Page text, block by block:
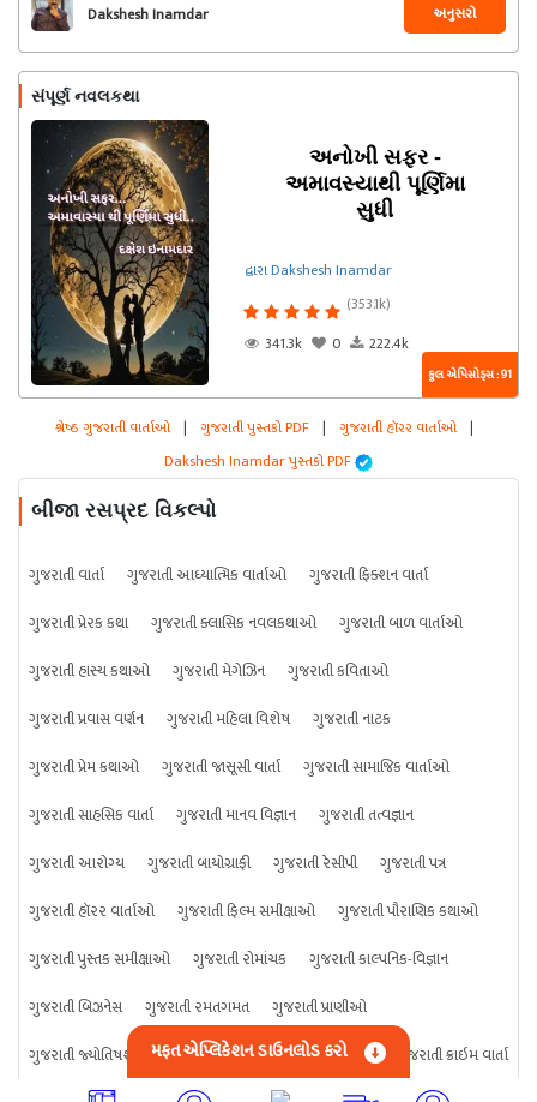
Dakshesh Inamdar અનુસરો
સંપૂર્ણ નવલકથા
અનોખી સફર -
અમાવસ્યાથી પૂર્ણિમા
સુધી
દ્વારા Dakshesh Inamdar
(353.1k)
341.3k
0 222.4k
કુલ એપિસોડ્સ : 91
શ્રેષ્ઠ ગુજરાતી વાર્તાઓ | ગુજરાતી પુસ્તકો PDF | ગુજરાતી હૉરર વાર્તાઓ |
Dakshesh Inamdar પુસ્તકો PDF
બીજા રસપ્રદ વિકલ્પો
ગુજરાતી વાર્તા ગુજરાતી આધ્યાત્મિક વાર્તાઓ
ગુજરાતી ફિક્શન વાર્તા
ગુજરાતી પ્રેરક કથા
ગુજરાતી ક્લાસિક નવલકથાઓ
ગુજરાતી બાળ વાર્તાઓ
ગુજરાતી હાસ્ય કથાઓ
ગુજરાતી મેગેઝિન
ગુજરાતી કવિતાઓ
ગુજરાતી પ્રવાસ વર્ણન
ગુજરાતી મહિલા વિશેષ
ગુજરાતી નાટક
ગુજરાતી પ્રેમ કથાઓ
ગુજરાતી જાસૂસી વાર્તા
ગુજરાતી સામાજિક વાર્તાઓ
ગુજરાતી સાહસિક વાર્તા
ગુજરાતી માનવ વિજ્ઞાન
ગુજરાતી તત્વજ્ઞાન
ગુજરાતી આરોગ્ય
ગુજરાતી બાયોગ્રાફી ગુજરાતી રેસીપી
ગુજરાતી પત્ર
ગુજરાતી હૉરર વાર્તાઓ
ગુજરાતી ફિલ્મ સમીક્ષાઓ
ગુજરાતી પૌરાણિક કથાઓ
ગુજરાતી પુસ્તક સમીક્ષાઓ
ગુજરાતી રોમાંચક
ગુજરાતી કાલ્પનિક-વિજ્ઞાન
ગુજરાતી બિઝનેસ
ગુજરાતી રમતગમત
ગુજરાતી પ્રાણીઓ
ગુજરાતી જ્યોતિષશાસ્ત્ર
ગુજરાતી વિજ્ઞાન ગુજરાતી કંઈપણ ગુજરાતી ક્રાઇમ વાર્તા
મફત એપ્લિકેશન ડાઉનલોડ કરો